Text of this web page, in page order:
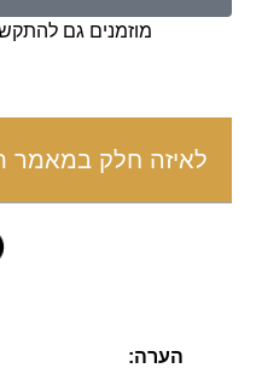
מוזמנים גם
לאיזה חלק במאמר
הערה: